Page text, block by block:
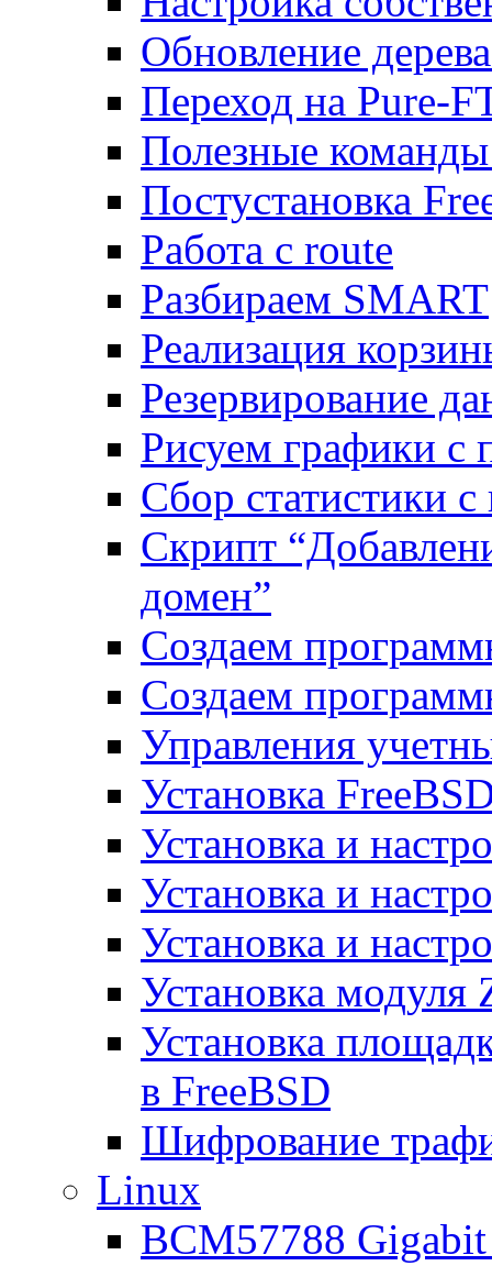
Обновление
Переход на Pure-
Полезные
Постустановка
Работа с route
Разбираем SMART
Реализация
Резервирование
Рисуем графики
Сбор статистики
Скрипт
домен”
Создаем
Создаем
Управления
Установка
Установка и
Установка и
Установка и
Установка
Установка
в FreeBSD
Шифрование
Linux
BCM57788